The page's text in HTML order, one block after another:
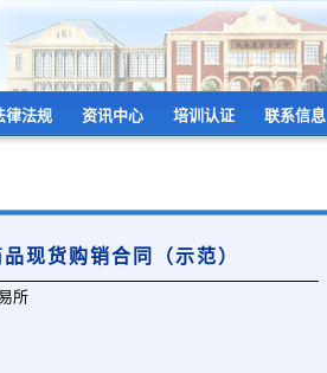
律法规 资讯中心 培训认证 联系信息
现货购销合同（示范）
所